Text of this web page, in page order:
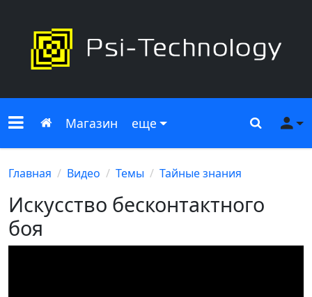
Меню сайта
Главная
Магазин еще Поиск
Главная Видео Темы Тайные знания
Искусство бесконтактного
боя